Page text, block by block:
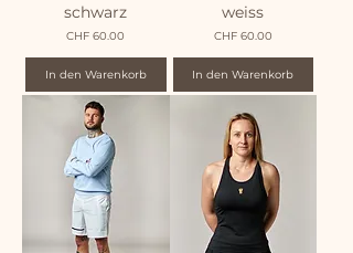
schwarz
Preis
CHF 60.00
In den Warenkorb
weiss
Preis
CHF 60.00
In den Warenkorb